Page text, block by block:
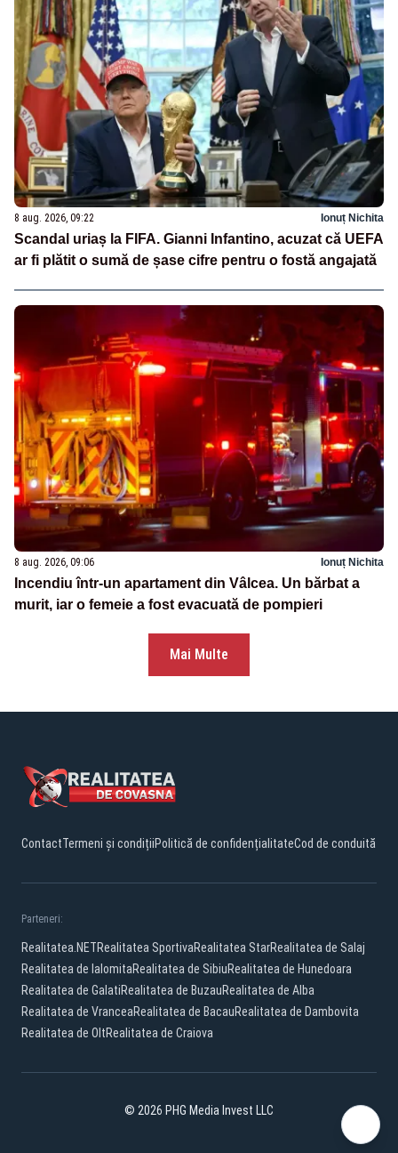
8 aug. 2026, 09:22 Ionuț Nichita
Scandal uriaș la FIFA. Gianni Infantino, acuzat că UEFA
ar fi plătit o sumă de șase cifre pentru o fostă angajată
8 aug. 2026, 09:06 Ionuț Nichita
Incendiu într-un apartament din Vâlcea. Un bărbat a
murit, iar o femeie a fost evacuată de pompieri
Mai Multe
ContactTermeni și condițiiPolitică de confidențialitateCod de conduită
Parteneri:
Realitatea.NETRealitatea SportivaRealitatea StarRealitatea de Salaj
Realitatea de IalomitaRealitatea de SibiuRealitatea de Hunedoara
Realitatea de GalatiRealitatea de BuzauRealitatea de Alba
Realitatea de VranceaRealitatea de BacauRealitatea de Dambovita
Realitatea de OltRealitatea de Craiova
© 2026 PHG Media Invest LLC